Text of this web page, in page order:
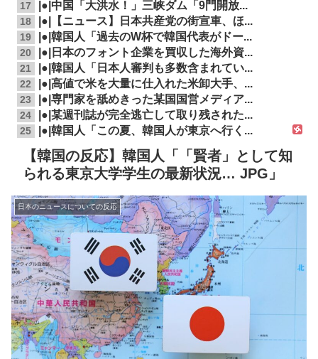
17 |●|中国「大洪水！」三峡ダム「9門開放...
18 |●|【ニュース】日本共産党の街宣車、ほ...
19 |●|韓国人「過去のW杯で韓国代表がドー...
20 |●|日本のフォント企業を買収した海外資...
21 |●|韓国人「日本人審判も多数含まれてい...
22 |●|高値で米を大量に仕入れた米卸大手、...
23 |●|専門家を舐めきった某国国営メディア...
24 |●|某週刊誌が完全逃亡して取り残された...
25 |●|韓国人「この夏、韓国人が東京へ行く...
【韓国の反応】韓国人「「賢者」として知
られる東京大学学生の最新状況… JPG」
日本のニュースについての反応